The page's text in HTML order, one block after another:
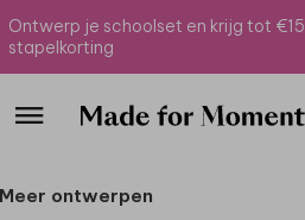
Ontwerp je schoolset en krijg tot €15
stapelkorting
Meer ontwerpen